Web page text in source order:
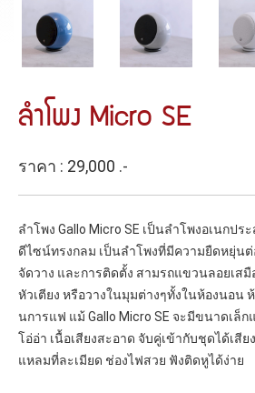
ลำโพง Micro SE
ราคา : 29,000 .-
ลำโพง Gallo Micro SE เป็นลำโพงอเนกป
ดีไซน์ทรงกลม เป็นลำโพงที่มีความยืดหยุ่น
จัดวาง และการติดตั้ง สามรถแขวนลอยเส
หัวเตียง หรือวางในมุมต่างๆทั้งในห้องนอน
นการแฟ แม้ Gallo Micro SE จะมีขนาดเล็ก
โอ่อ่า เนื้อเสียงสะอาด จับคู่เข้ากับชุดได้เสีย
แหลมที่ละเมียด ช่องไฟสวย ฟังติดหูได้ง่าย